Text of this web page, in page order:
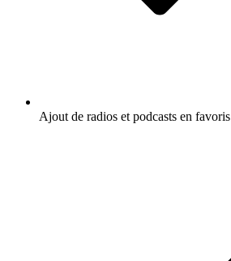
Ajout de radios et podcasts en favoris